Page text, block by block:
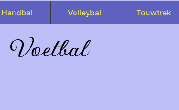
Handbal Volleybal Touwtrek
Voetbal